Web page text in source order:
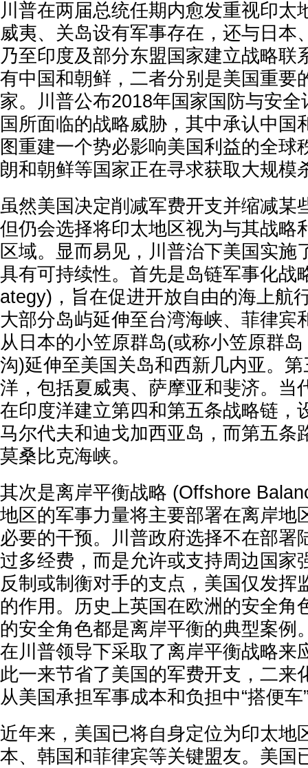
川普在两届总统任期内愈发重视印太
威夷、关岛设有军事存在，还与日本
乃至印度及部分东盟国家建立战略联
有中国和朝鲜，二者分别是美国重要
家。川普公布2018年国家国防与安
国所面临的战略威胁，其中承认中国
图重建一个势必影响美国利益的全球
朗和朝鲜等国家正在寻求获取大规模
虽然美国决定削减军费开支并缩减某
但仍会选择将印太地区视为与其战略
区域。显而易见，川普治下美国实施
具有可持续性。首先是岛链军事化战
ategy)，旨在促进开放自由的海上航
大部分岛屿延伸至台湾海峡、菲律宾
从日本的小笠原群岛(或称小笠原群
沟)延伸至美国关岛和西新几内亚。
洋，包括夏威夷、萨摩亚和斐济。当
在印度洋建立第四和第五条战略链，
马尔代夫和迪戈加西亚岛，而第五条
莫桑比克海峡。
其次是离岸平衡战略 (Offshore
地区的军事力量将主要部署在离岸地
必要的干预。川普政府选择不在部署
过多经费，而是允许或支持周边国家
反制或制衡对手的支点，美国仅发挥
的作用。历史上英国在欧洲的安全角
的安全角色都是离岸平衡的典型案例
在川普领导下采取了离岸平衡战略来
此一来节省了美国的军费开支，二来
从美国承担军事成本和负担中“搭便车
近年来，美国已将自身定位为印太地
本、韩国和菲律宾等关键盟友。美国